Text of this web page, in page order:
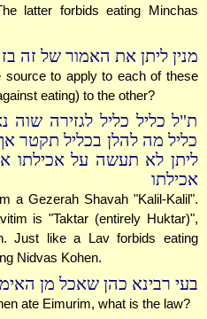
latter forbids eating Minchas
מנין ליתן את האמור של זה
source to apply to each of these
eating) to the other?
ת"ל כליל כליל לגזירה שוה
כליל מה להלן בכליל תקטר
ליתן לא תעשה על אכילתו
אכילתו
a Gezerah Shavah "Kalil-Kalil".
is "Taktar (entirely Huktar)",
Just like a Lav forbids eating
Nidvas Kohen.
בעי רבינא כהן שאכל מן
ate Eimurim, what is the law?